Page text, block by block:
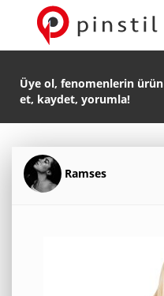
Üye ol, fenomenlerin
et, kaydet, yorumla!
Ramses